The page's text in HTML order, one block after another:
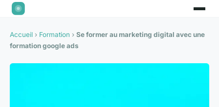
Accueil › Formation › Se former au marketing digital avec une
formation google ads